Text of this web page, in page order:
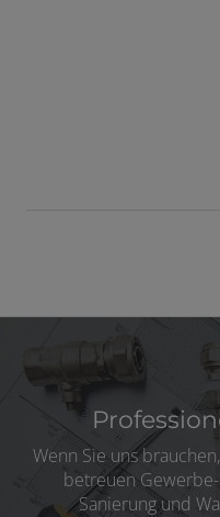
Wenn Sie uns
betreuen
Sanierung und